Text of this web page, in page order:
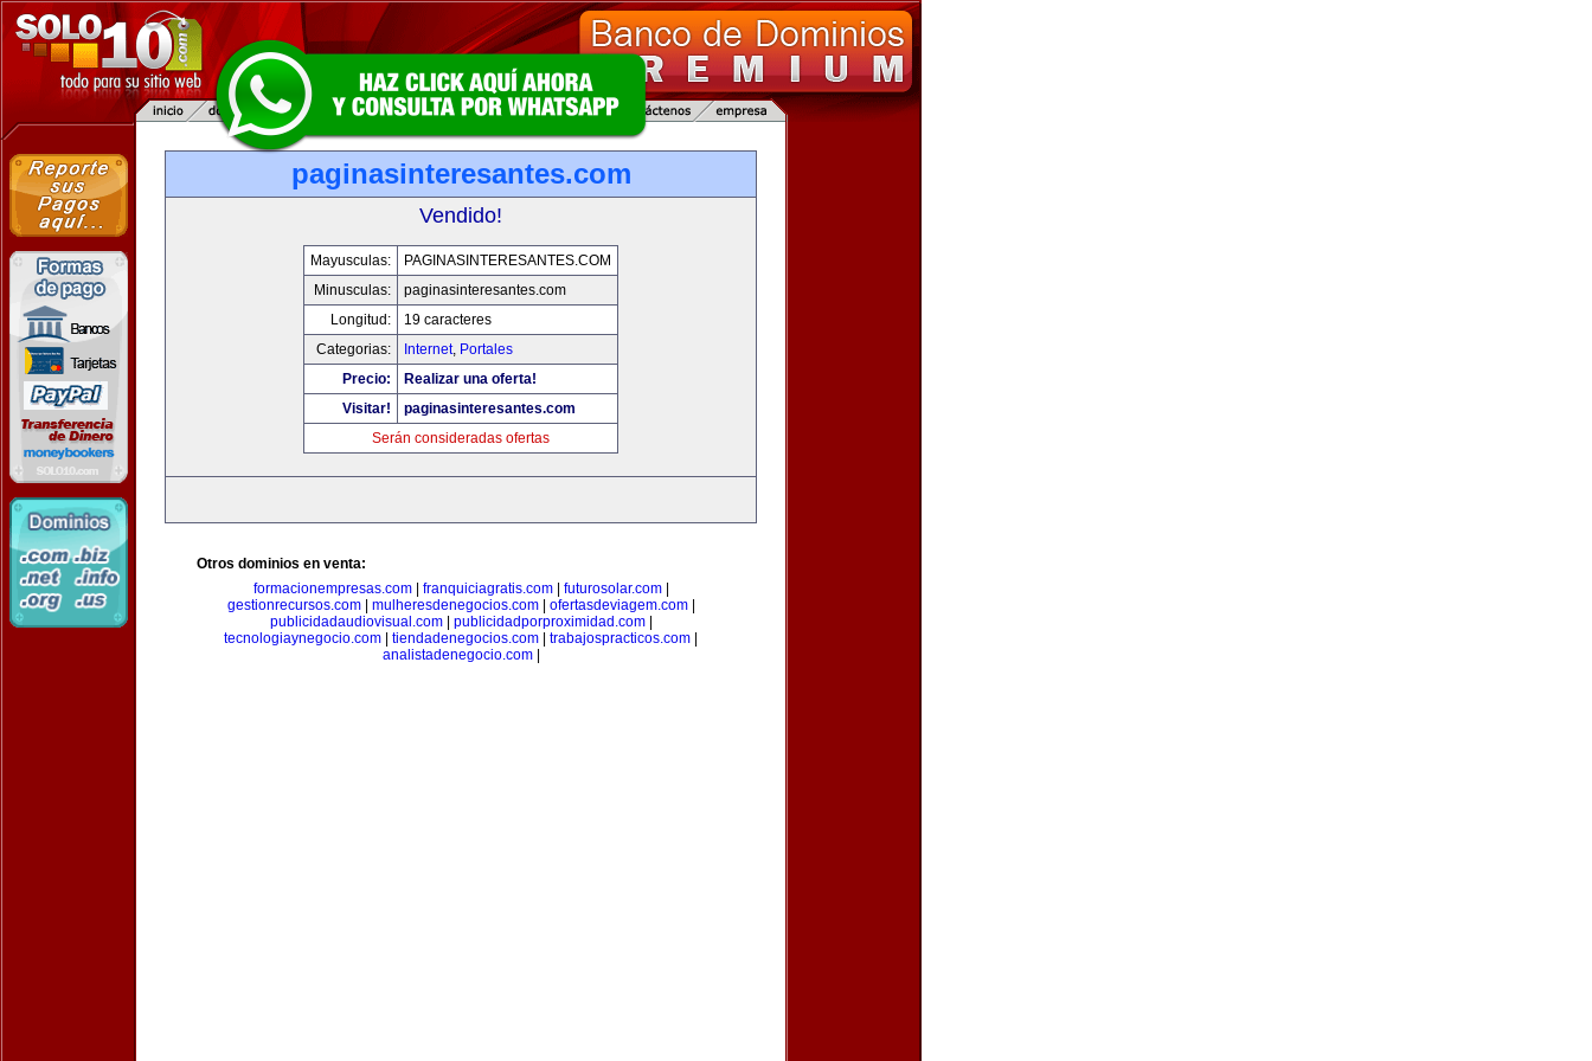
paginasinteresantes.com
Vendido!
Mayusculas:
PAGINASINTERESANTES.COM
Minusculas:
paginasinteresantes.com
Longitud:
19 caracteres
Categorias:
Internet, Portales
Precio:
Realizar una oferta!
Visitar!
paginasinteresantes.com
Serán consideradas ofertas
Otros dominios en venta:
formacionempresas.com| franquiciagratis.com| futurosolar.com|
gestionrecursos.com| mulheresdenegocios.com| ofertasdeviagem.com|
publicidadaudiovisual.com| publicidadporproximidad.com|
tecnologiaynegocio.com
tiendadenegocios.com trabajospracticos.com
analistadenegocio.com|